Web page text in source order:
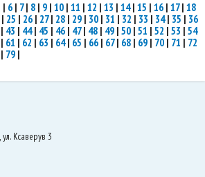
| 6 | 7| 8 | 9 | 10 | 11 | 12 | 13 | 14| 15 | 16 | 17| 18
| 25 | 26 | 27| 28 | 29 | 30 | 31 | 32 | 33 | 34| 35 | 36
| 43 | 44| 45 | 46 | 47| 48 | 49 | 50 | 51 | 52 | 53 | 54
| 61 | 62 | 63 | 64| 65 | 66 | 67| 68 | 69 | 70 | 71 | 72
| 79 |
Ксаверув 3